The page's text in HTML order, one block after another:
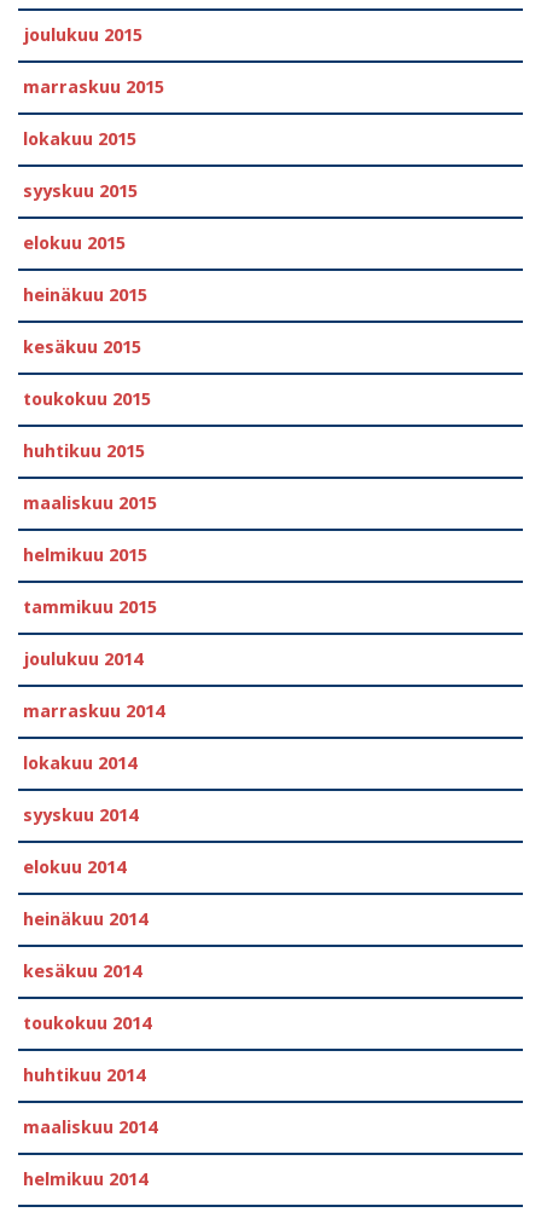
joulukuu 2015
marraskuu 2015
lokakuu 2015
syyskuu 2015
elokuu 2015
heinäkuu 2015
kesäkuu 2015
toukokuu 2015
huhtikuu 2015
maaliskuu 2015
helmikuu 2015
tammikuu 2015
joulukuu 2014
marraskuu 2014
lokakuu 2014
syyskuu 2014
elokuu 2014
heinäkuu 2014
kesäkuu 2014
toukokuu 2014
huhtikuu 2014
maaliskuu 2014
helmikuu 2014